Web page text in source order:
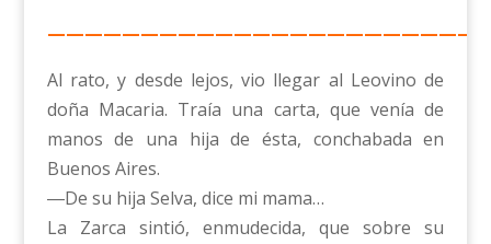
Al rato, y desde lejos, vio llegar al Leovino de
doña Macaria. Traía una carta, que venía de
manos de una hija de ésta, conchabada en
Buenos Aires.
―De su hija Selva, dice mi mama…
La Zarca sintió, enmudecida, que sobre su